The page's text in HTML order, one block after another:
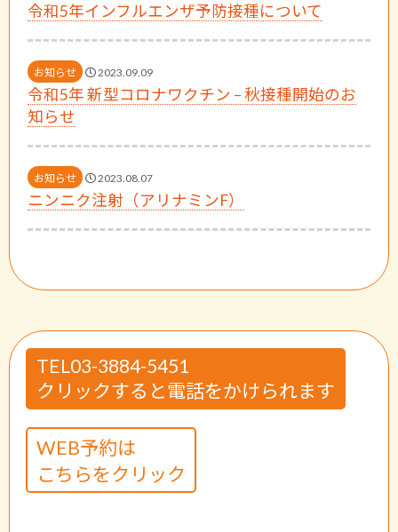
令和5年インフルエンザ予防接種について
お知らせ 2023.09.09
令和5年 新型コロナワクチン – 秋接種開始のお
知らせ
お知らせ 2023.08.07
ニンニク注射（アリナミンF）
TEL03-3884-5451
クリックすると電話をかけられます
WEB予約は
こちらをクリック